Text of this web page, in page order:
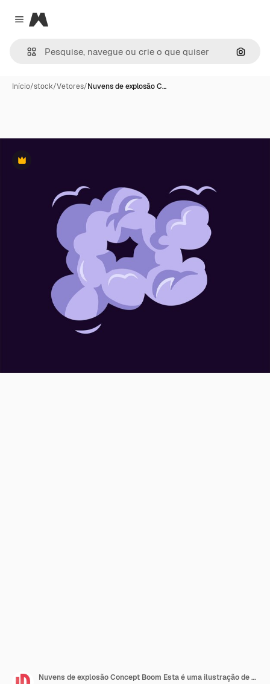
Close menu
Magnific
Início/stock/Vetores/Nuvens de explosão C…
Premium
Nuvens de explosão Concept Boom Esta é uma ilustração de estilo cartoon plana representando uma explosão